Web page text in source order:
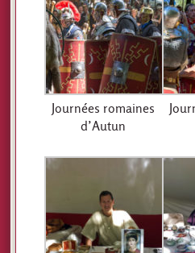
Journées romaines
d’Autun